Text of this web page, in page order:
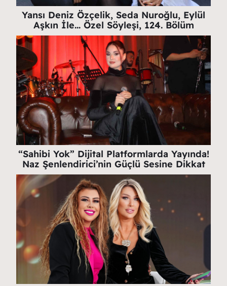
Yansı Deniz Özçelik, Seda Nuroğlu, Eylül
Aşkın İle… Özel Söyleşi, 124. Bölüm
“Sahibi Yok” Dijital Platformlarda Yayında!
Naz Şenlendirici’nin Güçlü Sesine Dikkat